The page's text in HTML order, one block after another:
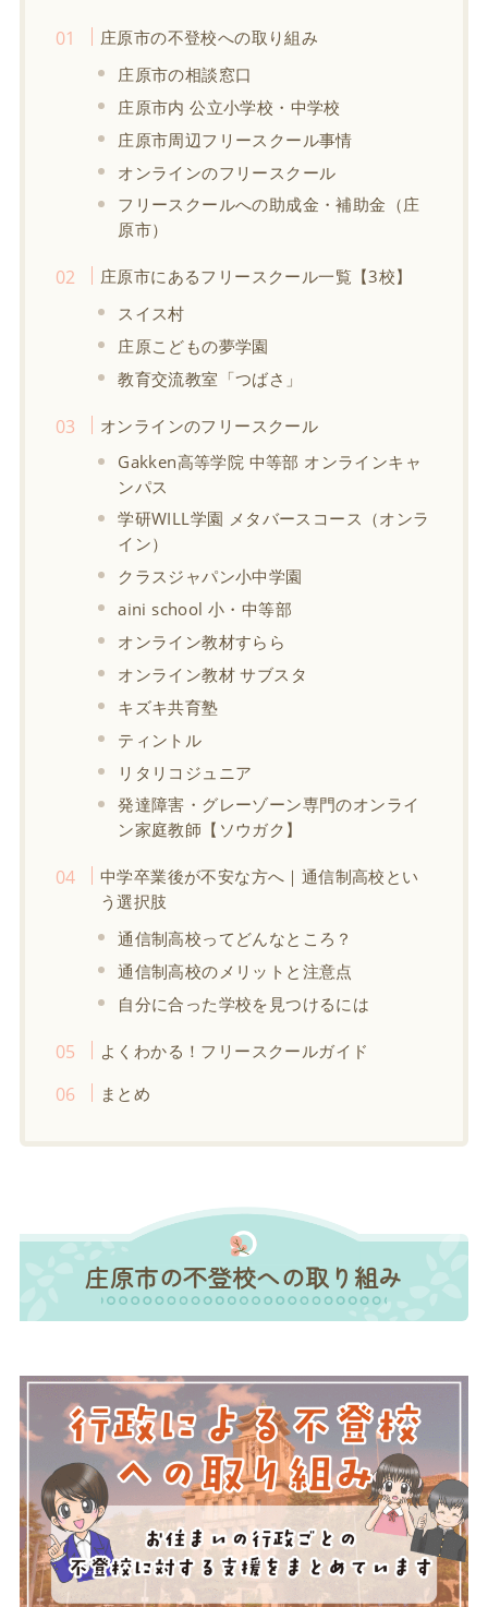
庄原市の不登校への取り組み
庄原市の相談窓口
庄原市内 公立小学校・中学校
庄原市周辺フリースクール事情
オンラインのフリースクール
フリースクールへの助成金・補助金（庄
原市）
庄原市にあるフリースクール一覧【3校】
スイス村
庄原こどもの夢学園
教育交流教室「つばさ」
オンラインのフリースクール
Gakken高等学院 中等部 オンラインキャ
ンパス
学研WILL学園 メタバースコース（オンラ
イン）
クラスジャパン小中学園
aini school 小・中等部
オンライン教材すらら
オンライン教材 サブスタ
キズキ共育塾
ティントル
リタリコジュニア
発達障害・グレーゾーン専門のオンライ
ン家庭教師【ソウガク】
中学卒業後が不安な方へ｜通信制高校とい
う選択肢
通信制高校ってどんなところ？
通信制高校のメリットと注意点
自分に合った学校を見つけるには
よくわかる！フリースクールガイド
まとめ
庄原市の不登校への取り組み